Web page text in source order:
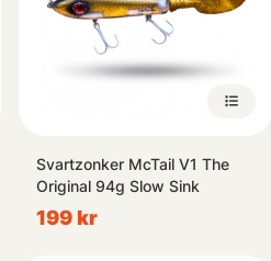
Svartzonker McTail V1 The
Original 94g Slow Sink
199 kr